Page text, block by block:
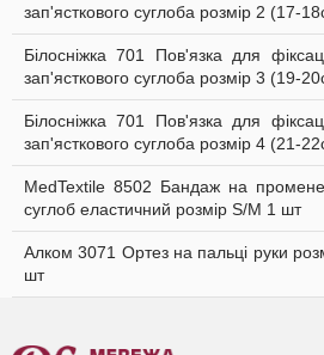
зап'ясткового суглоба розмір 2 (17-
Білосніжка 701 Пов'язка для
зап'ясткового суглоба розмір 3 (19-
Білосніжка 701 Пов'язка для
зап'ясткового суглоба розмір 4 (21-
MedTextile 8502 Бандаж на
суглоб еластичний розмір S/M 1 шт
Алком 3071 Ортез на пальці руки
шт